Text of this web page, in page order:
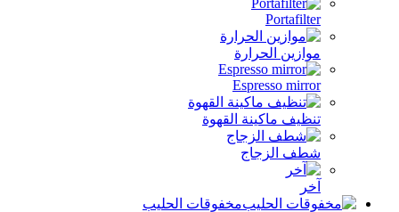
Portafilter
موازين الحرارة
Espresso mirror
تنظيف ماكينة القهوة
شطف الزجاج
آخر
مخفوقات الحليب